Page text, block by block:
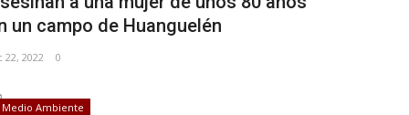
un campo de Huanguelén
22, 2022 0
Medio Ambiente